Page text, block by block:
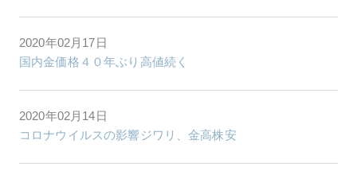
2020年02月17日
国内金価格４０年ぶり高値続く
2020年02月14日
コロナウイルスの影響ジワリ、金高株安